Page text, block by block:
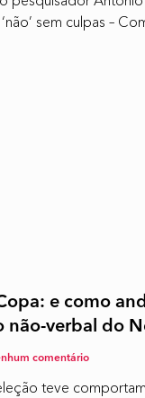
sem culpas –
e como
não-verbal do
comentário
teve